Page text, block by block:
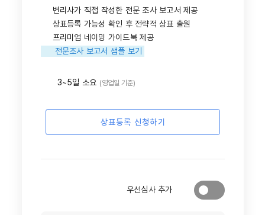
변리사가 직접 작성한 전문 조사 보고서 제공
상표등록 가능성 확인 후 전략적 상표 출원
프리미엄 네이밍 가이드북 제공
전문조사 보고서 샘플 보기
3~5일 소요 (영업일 기준)
상표등록 신청하기
우선심사 추가